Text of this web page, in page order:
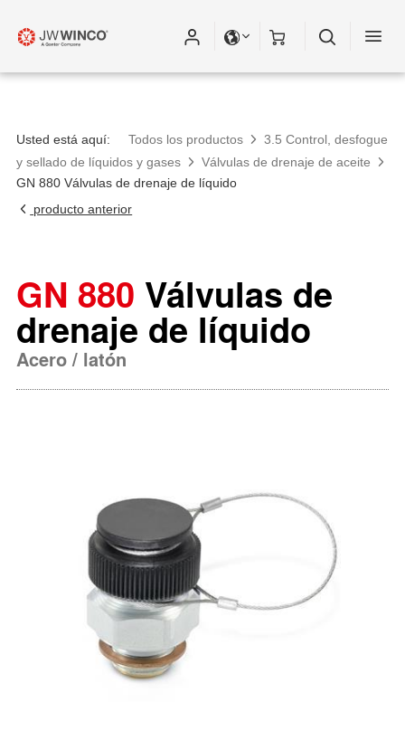
Usted está aquí: Todos los productos
3.5 Control, desfogue
y sellado de líquidos y gases
Válvulas de drenaje de aceite
GN 880 Válvulas de drenaje de líquido
producto anterior
GN 880 Válvulas de
drenaje de líquido
Acero / latón